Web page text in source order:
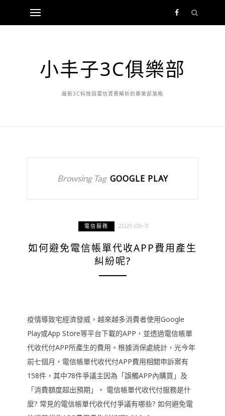
小丰子3C俱樂部
最新3C科技與電信資費解析的專業部落格
Browsing Tag GOOGLE PLAY
電信服務 2021-09-11
如何避免電信帳單代收APP費用產生
糾紛呢?
疫情導致宅經濟發威，越來越多消費者使用Google
Play或App Store等平台下載的APP，並透過電信帳單
代收代付APP所產生的費用。根據消保處統計，光今年
前七個月，電信帳單代收代付APP費用相關申訴案有
158件，其中78件爭議主因為「誤觸APP內購買」及
「消費額度超出預期」。 電信帳單代收代付服務是什
麼? 常見的電信帳單代收代付爭議有哪些? 如何避免電